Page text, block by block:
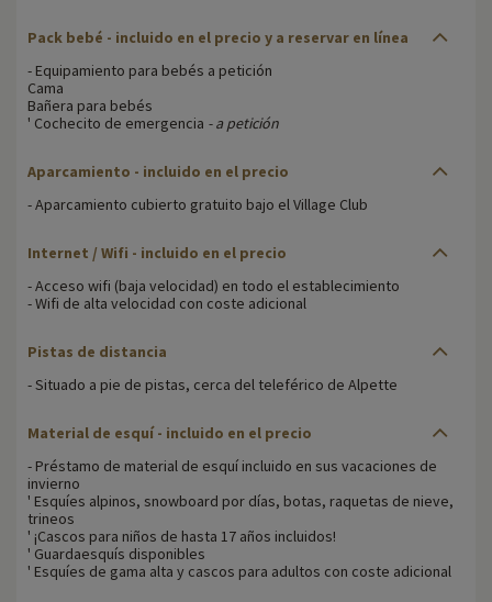
Pack bebé - incluido en el precio y a reservar en línea
- Equipamiento para bebés a petición
Cama
Bañera para bebés
' Cochecito de emergencia - a petición
Aparcamiento - incluido en el precio
- Aparcamiento cubierto gratuito bajo el Village Club
Internet / Wifi - incluido en el precio
- Acceso wifi (baja velocidad) en todo el establecimiento
- Wifi de alta velocidad con coste adicional
Pistas de distancia
- Situado a pie de pistas, cerca del teleférico de Alpette
Material de esquí - incluido en el precio
- Préstamo de material de esquí incluido en sus vacaciones de
invierno
' Esquíes alpinos, snowboard por días, botas, raquetas de nieve,
trineos
' ¡Cascos para niños de hasta 17 años incluidos!
' Guardaesquís disponibles
' Esquíes de gama alta y cascos para adultos con coste adicional